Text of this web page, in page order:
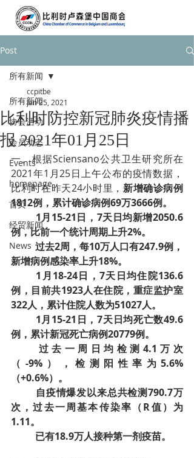
Post
所有新闻
协会活动
会员动态
Events
homepage
首页
经贸新闻
News
所有新闻
比利时防控新冠肺炎疫情播
报 2021年01月25日
ccpitbe
Jan 25, 2021
一、根据Sciensano公共卫生研究所在
2021年1月25日上午公布的疫情数据，
比利时在昨天24小时里， 新增确诊病例
1812例，累计确诊病例69万3666例。
1月15-21日，7天日均新增2050.6
例，比前一个统计周期上升2%。
­过去2周，每10万人口有247.9例，
新增病例感染率上升18%。
1月18-24日，7天日均住院136.6
例，目前共1923人在住院，重症监护室
322人，累计住院人数为51027人。
1月15-21日，7天日均死亡数49.6
例，累计新冠死亡病例20779例。
过去一周日均检测4.1万次
（-9%），检测阳性率为5.6%
（+0.6%）。
自疫情爆发以来总共检测790.7万
次，过去一周基本传染率（R值）为
1.11。
已有18.9万人接种第一剂疫苗。